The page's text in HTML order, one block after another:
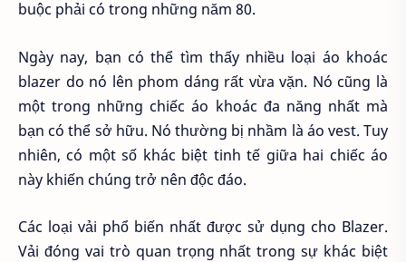
buộc phải có trong những năm 80.
Ngày nay, bạn có thể tìm thấy nhiều loại áo khoác
blazer do nó lên phom dáng rất vừa vặn. Nó cũng là
một trong những chiếc áo khoác đa năng nhất mà
bạn có thể sở hữu. Nó thường bị nhầm là áo vest. Tuy
nhiên, có một số khác biệt tinh tế giữa hai chiếc áo
này khiến chúng trở nên độc đáo.
Các loại vải phổ biến nhất được sử dụng cho Blazer.
Vải đóng vai trò quan trọng nhất trong sự khác biệt